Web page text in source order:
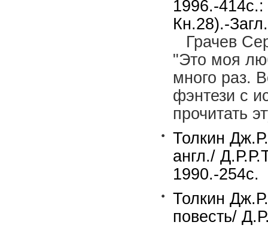
1996.-
Кн.28).-
Грачев
"Это моя
много раз.
фэнтези с
прочитать
Толкин
англ./
1990.-254c.
Толкин
повесть/